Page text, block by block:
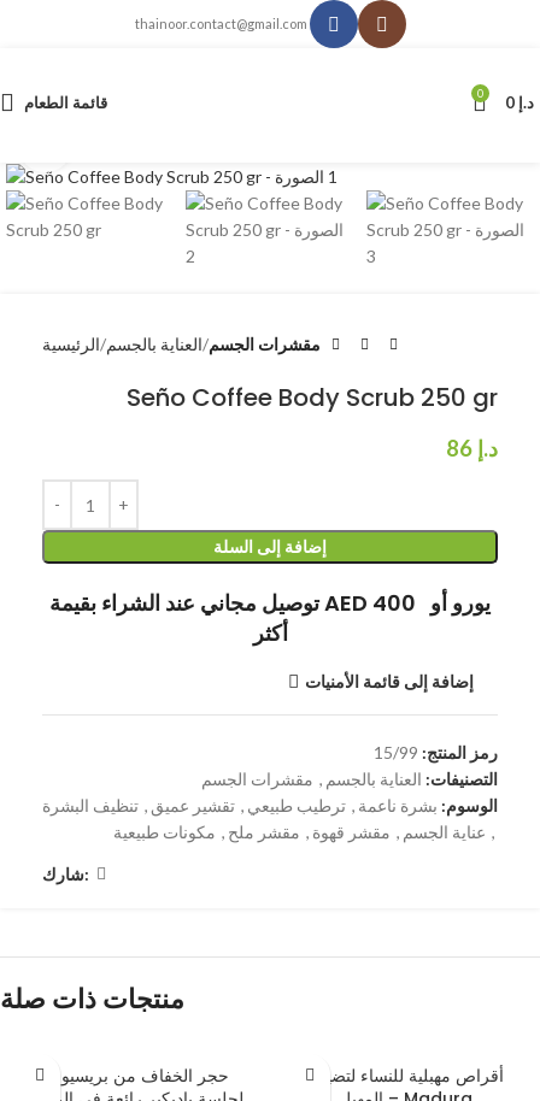
thainoor.contact@gmail.com
قائمة الطعام 0 د.إ
الرئيسية العناية بالجسم مقشرات الجسم
Seño Coffee Body Scrub 250 gr
د.إ
إضافة إلى السلة
توصيل مجاني عند الشراء بقيمة AED 400 يورو أو
أكثر
إضافة إلى قائمة الأمنيات
رمز المنتج: 15/99
التصنيفات: العناية بالجسم , مقشرات الجسم
الوسوم: بشرة ناعمة , ترطيب طبيعي , تقشير عميق , تنظيف البشرة
, عناية الجسم , مقشر قهوة , مقشر ملح , مكونات طبيعية
شارك:
منتجات ذات صلة
حجر الخفاف من بريسيوسا
أقراص مهبلية للنساء لتضييق